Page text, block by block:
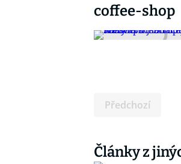
coffee-shop
Předchozí
Články z